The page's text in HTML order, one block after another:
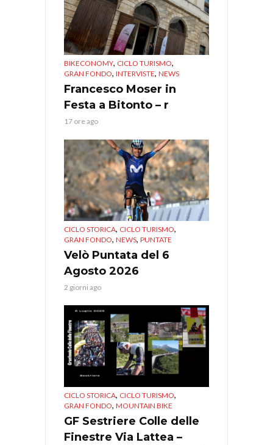
BIKECONOMY, CICLO TURISMO,
GRAN FONDO, INTERVISTE, NEWS
Francesco Moser in
Festa a Bitonto – r
17 ore ago
CICLO STORICA, CICLO TURISMO,
GRAN FONDO, NEWS, PUNTATE
Velò Puntata del 6
Agosto 2026
2 giorni ago
CICLO STORICA, CICLO TURISMO,
GRAN FONDO, MOUNTAIN BIKE
GF Sestriere Colle delle
Finestre Via Lattea –